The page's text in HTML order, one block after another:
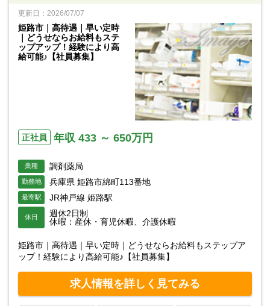
更新日：2026/07/07
姫路市｜高待遇｜早い定時
｜どうせならお給料もステ
ップアップ！経験により高
給可能♪【社員募集】
正社員 年収 433 ～ 650万円
業種 調剤薬局
勤務地 兵庫県 姫路市綿町113番地
最寄駅 JR神戸線 姫路駅
休日
週休2日制
休暇：産休・育児休暇、介護休暇
姫路市｜高待遇｜早い定時｜どうせならお給料もステップア
ップ！経験により高給可能♪【社員募集】
求人情報を詳しく見てみる